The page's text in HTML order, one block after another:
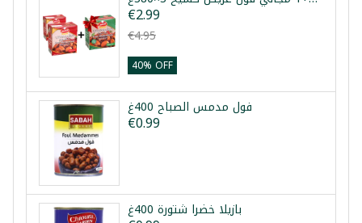
€2.99
€4.95
40% OFF
فول مدمس الصباح 400غ
€0.99
بازيلا خضرا شتورة 400غ